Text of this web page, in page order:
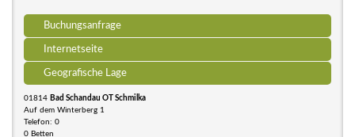
Buchungsanfrage
Internetseite
Geografische Lage
01814 Bad Schandau OT Schmilka
Auf dem Winterberg 1
Telefon: 0
0 Betten